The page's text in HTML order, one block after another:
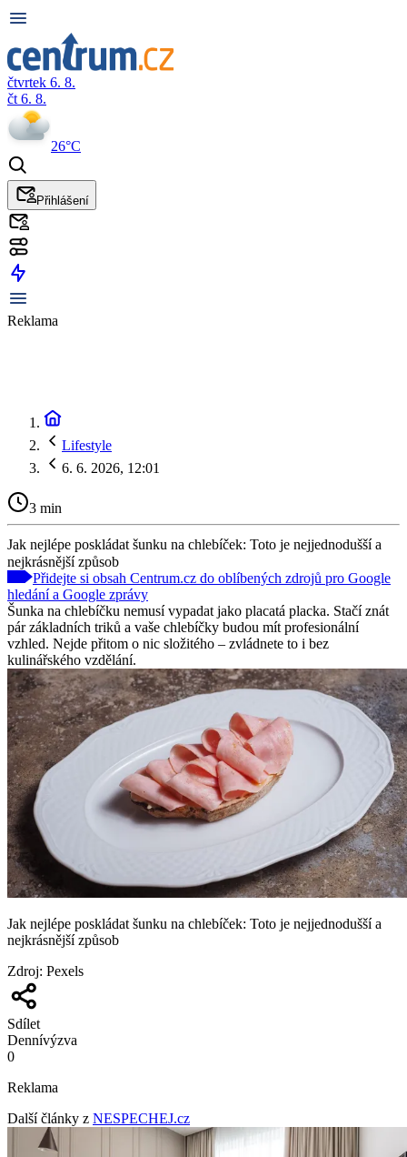
čtvrtek 6. 8.
čt 6. 8.
26°C
Přihlášení
Reklama
Lifestyle
6. 6. 2026, 12:01
3 min
Jak nejlépe poskládat šunku na chlebíček: Toto je nejjednodušší a
nejkrásnější způsob
Přidejte si obsah Centrum.cz do oblíbených zdrojů pro Google
hledání a Google zprávy
Šunka na chlebíčku nemusí vypadat jako placatá placka. Stačí znát
pár základních triků a vaše chlebíčky budou mít profesionální
vzhled. Nejde přitom o nic složitého – zvládnete to i bez
kulinářského vzdělání.
Jak nejlépe poskládat šunku na chlebíček: Toto je nejjednodušší a
nejkrásnější způsob
Zdroj: Pexels
Sdílet
Dennívýzva
0
Reklama
Další články z NESPECHEJ.cz